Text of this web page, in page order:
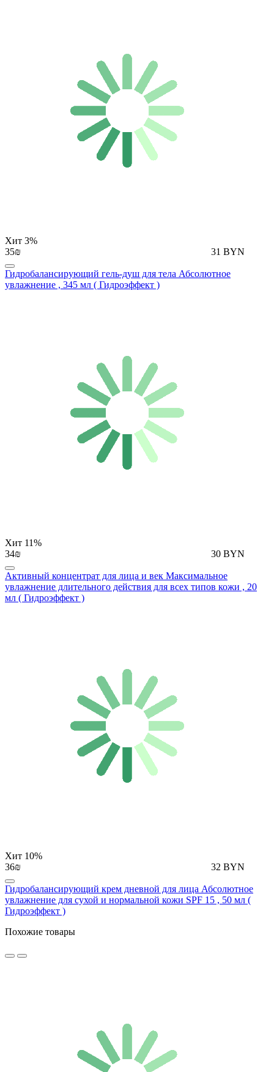
Хит 3%
35₪
31 BYN
Гидробалансирующий гель-душ для тела Абсолютное
увлажнение , 345 мл ( Гидроэффект )
Хит 11%
34₪
30 BYN
Активный концентрат для лица и век Максимальное
увлажнение длительного действия для всех типов кожи , 20
мл ( Гидроэффект )
Хит 10%
36₪
32 BYN
Гидробалансирующий крем дневной для лица Абсолютное
увлажнение для сухой и нормальной кожи SPF 15 , 50 мл (
Гидроэффект )
Похожие товары